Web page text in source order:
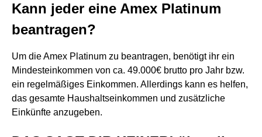
Kann jeder eine Amex Platinum
beantragen?
Um die Amex Platinum zu beantragen, benötigt ihr ein
Mindesteinkommen von ca. 49.000€ brutto pro Jahr bzw.
ein regelmäßiges Einkommen. Allerdings kann es helfen,
das gesamte Haushaltseinkommen und zusätzliche
Einkünfte anzugeben.